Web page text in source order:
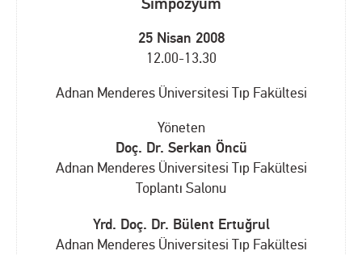
25 Nisan 2008
12.00-13.30
Adnan Menderes Üniversitesi Tıp Fakültesi
Yöneten
Doç. Dr. Serkan Öncü
Adnan Menderes Üniversitesi Tıp Fakültesi
Toplantı Salonu
Yrd. Doç. Dr. Bülent Ertuğrul
Adnan Menderes Üniversitesi Tıp Fakültesi